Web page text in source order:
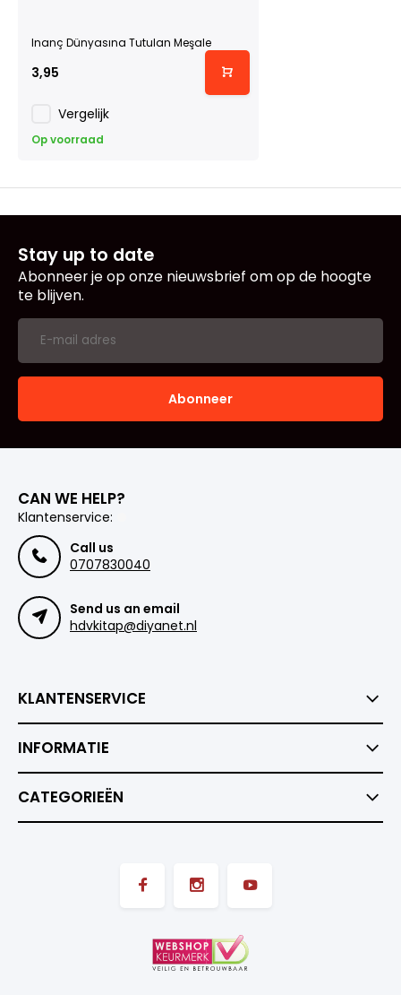
Inanç Dünyasına Tutulan Meşale
3,95
Vergelijk
Op voorraad
Stay up to date
Abonneer je op onze nieuwsbrief om op de hoogte
te blijven.
Abonneer
CAN WE HELP?
Klantenservice:
Call us
0707830040
Send us an email
hdvkitap@diyanet.nl
KLANTENSERVICE
INFORMATIE
CATEGORIEËN